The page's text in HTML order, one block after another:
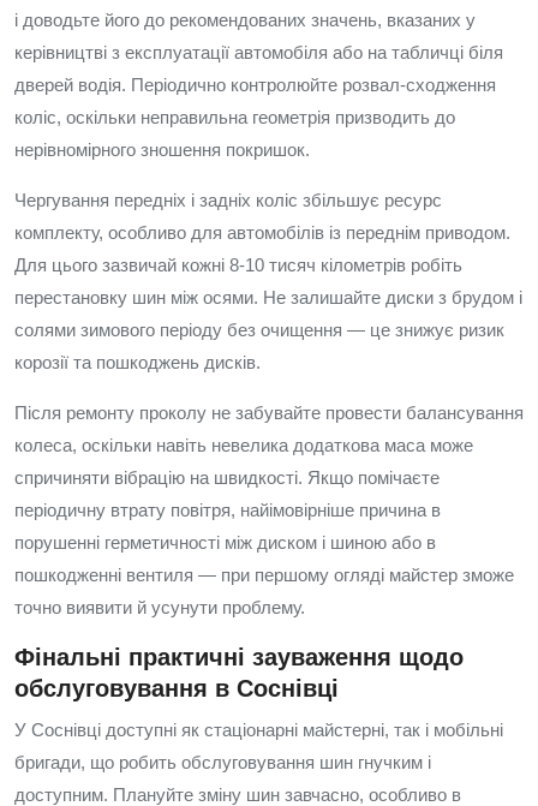
і доводьте його до рекомендованих значень, вказаних у
керівництві з експлуатації автомобіля або на табличці біля
дверей водія. Періодично контролюйте розвал-сходження
коліс, оскільки неправильна геометрія призводить до
нерівномірного зношення покришок.
Чергування передніх і задніх коліс збільшує ресурс
комплекту, особливо для автомобілів із переднім приводом.
Для цього зазвичай кожні 8-10 тисяч кілометрів робіть
перестановку шин між осями. Не залишайте диски з брудом і
солями зимового періоду без очищення — це знижує ризик
корозії та пошкоджень дисків.
Після ремонту проколу не забувайте провести балансування
колеса, оскільки навіть невелика додаткова маса може
спричиняти вібрацію на швидкості. Якщо помічаєте
періодичну втрату повітря, найімовірніше причина в
порушенні герметичності між диском і шиною або в
пошкодженні вентиля — при першому огляді майстер зможе
точно виявити й усунути проблему.
Фінальні практичні зауваження щодо
обслуговування в Соснівці
У Соснівці доступні як стаціонарні майстерні, так і мобільні
бригади, що робить обслуговування шин гнучким і
доступним. Плануйте зміну шин завчасно, особливо в